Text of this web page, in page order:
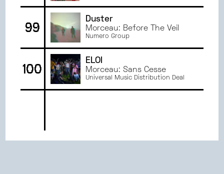
99
Duster
Morceau: Before The Veil
Numero Group
100
ELOI
Morceau: Sans Cesse
Universal Music Distribution Deal